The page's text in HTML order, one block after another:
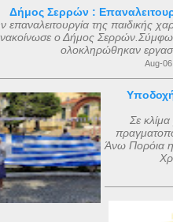
με εισφορές από την
άλλες εισφορές. Ο
βάση τις διαθέσιμες
σήμερα. Ο αριθμός που
ήταν ο αριθμός 318. Ο
Αλεξανδρείας 318,
Δήμος Σερρών :
επαναλειτουργία της παιδικής
ο Δήμος
ολοκληρώθηκαν
Aug-
Σε
Άνω Πορόια